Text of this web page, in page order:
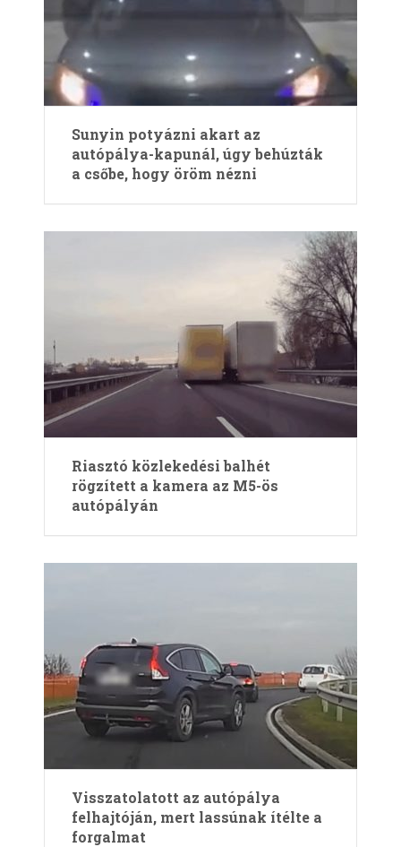
Sunyin potyázni akart az
autópálya-kapunál, úgy behúzták
a csőbe, hogy öröm nézni
Riasztó közlekedési balhét
rögzített a kamera az M5-ös
autópályán
Visszatolatott az autópálya
felhajtóján, mert lassúnak ítélte a
forgalmat